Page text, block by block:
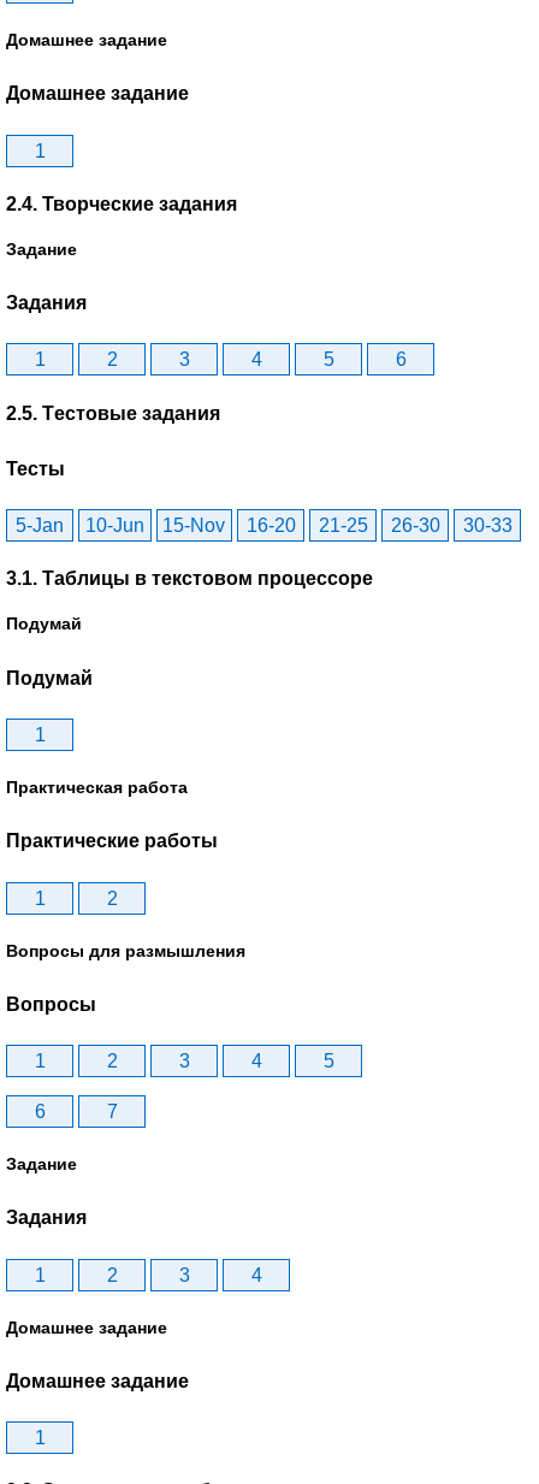
Домашнее задание
Домашнее задание
1
2.4. Творческие задания
Задание
Задания
1 2 3 4 5 6
2.5. Tестовые задания
Тесты
5-Jan 10-Jun 15-Nov 16-20 21-25 26-30 30-33
3.1. Таблицы в текстовом процессоре
Подумай
Подумай
1
Практическая работа
Практические работы
1 2
Вопросы для размышления
Вопросы
1 2 3 4 5
6 7
Задание
Задания
1 2 3 4
Домашнее задание
Домашнее задание
1